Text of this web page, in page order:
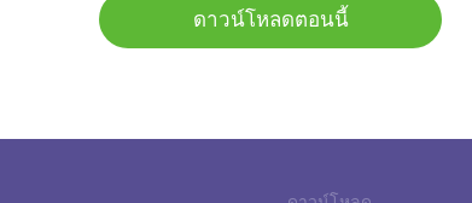
ดาวน์โหลดตอนนี้